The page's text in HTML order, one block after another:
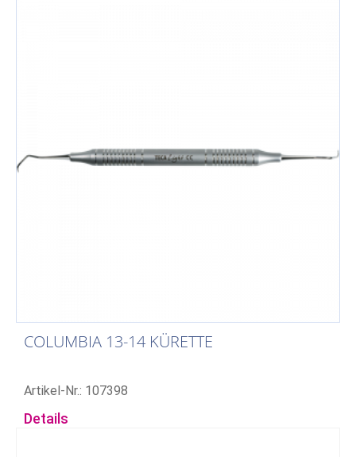
COLUMBIA 13-14 KÜRETTE
Artikel-Nr.: 107398
Details